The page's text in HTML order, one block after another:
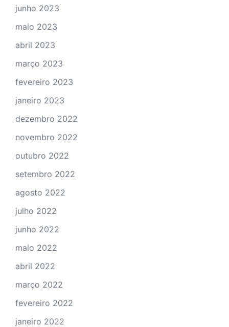
junho 2023
maio 2023
abril 2023
março 2023
fevereiro 2023
janeiro 2023
dezembro 2022
novembro 2022
outubro 2022
setembro 2022
agosto 2022
julho 2022
junho 2022
maio 2022
abril 2022
março 2022
fevereiro 2022
janeiro 2022